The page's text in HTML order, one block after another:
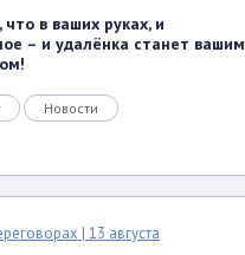
в ваших руках, и
– и удалёнка станет вашим
Новости